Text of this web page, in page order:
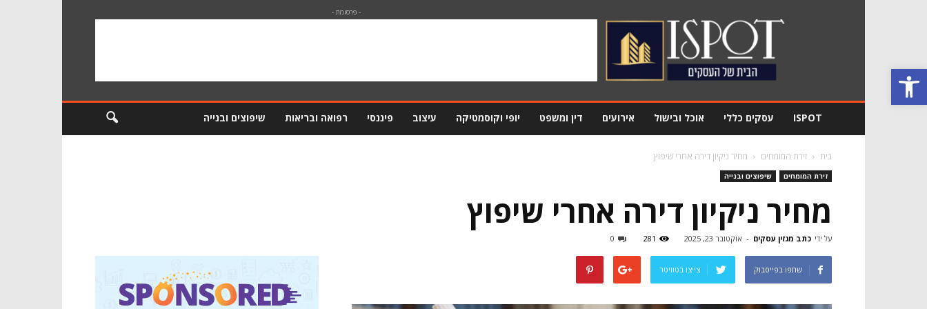
פתח סרגל נגישות
מגזין
Ispot
- פרסומת -
ISPOT עסקים כללי אוכל ובישול אירועים דין ומשפט יופי וקוסמטיקה עיצוב פיננסי רפואה ובריאות שיפוצים ובנייה
בית זירת המומחים מחיר ניקיון דירה אחרי שיפוץ
זירת המומחים שיפוצים ובנייה
מחיר ניקיון דירה אחרי שיפוץ
על ידי כתב מגזין עסקים - אוקטובר 23, 2025 281
0
שתפו בפייסבוק צייצו בטוויטר